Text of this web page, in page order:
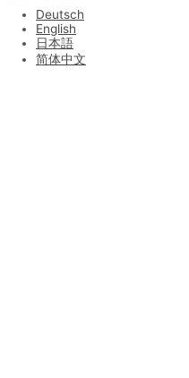
Deutsch
English
日本語
简体中文